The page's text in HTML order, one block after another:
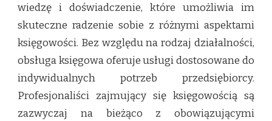
wiedzę i doświadczenie, które umożliwia im
skuteczne radzenie sobie z różnymi aspektami
księgowości. Bez względu na rodzaj działalności,
obsługa księgowa oferuje usługi dostosowane do
indywidualnych potrzeb przedsiębiorcy.
Profesjonaliści zajmujący się księgowością są
zazwyczaj na bieżąco z obowiązującymi